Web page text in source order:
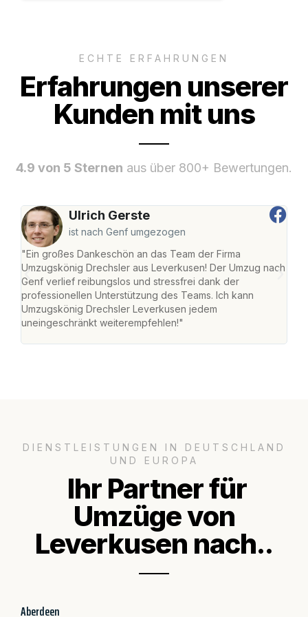
ECHTE ERFAHRUNGEN
Erfahrungen unserer
Kunden mit uns
4.9 von 5 Sternen aus über 800+ Bewertungen.
Ulrich Gerste
ist nach Genf umgezogen
"Ein großes Dankeschön an das Team der Firma
Umzugskönig Drechsler aus Leverkusen! Der Umzug nach
Genf verlief reibungslos und stressfrei dank der
professionellen Unterstützung des Teams. Ich kann
Umzugskönig Drechsler Leverkusen jedem
uneingeschränkt weiterempfehlen!"
DIENSTLEISTUNGEN IN DEUTSCHLAND
UND EUROPA
Ihr Partner für
Umzüge von
Leverkusen nach..
Aberdeen